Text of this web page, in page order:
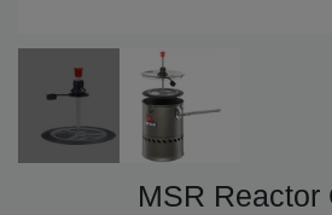
MSR Reactor